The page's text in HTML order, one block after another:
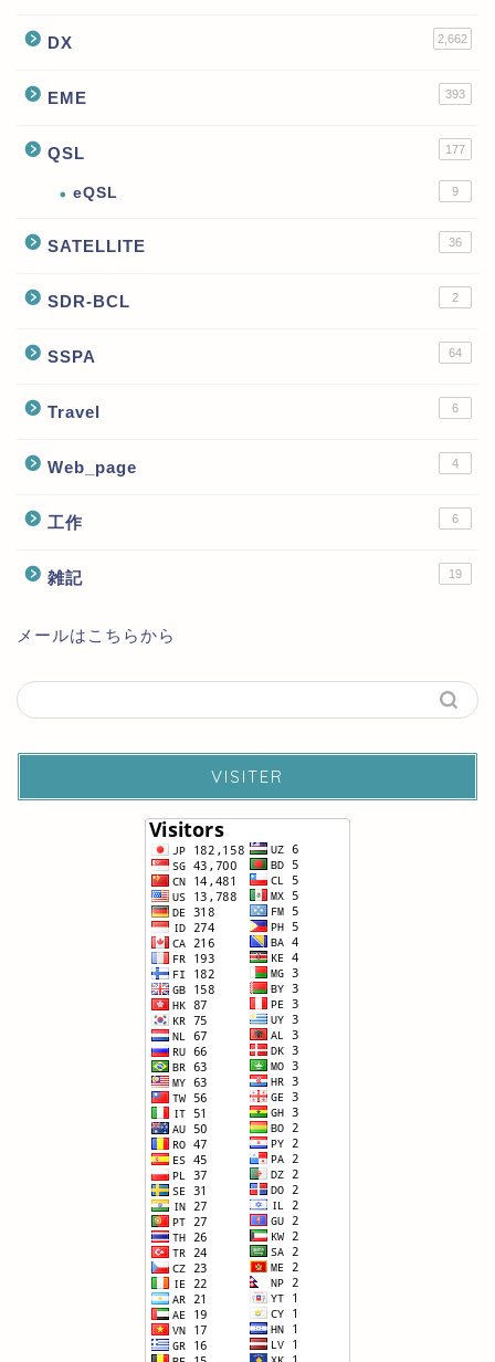
DX 2,662
EME 393
QSL 177
eQSL 9
SATELLITE 36
SDR-BCL 2
SSPA 64
Travel 6
Web_page 4
工作 6
雑記 19
メールはこちらから
VISITER